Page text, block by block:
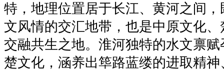
特，地理位置居于长江、黄河之间
文风情的交汇地带，也是中原文化
交融共生之地。淮河独特的水文禀
楚文化，涵养出筚路蓝缕的进取精